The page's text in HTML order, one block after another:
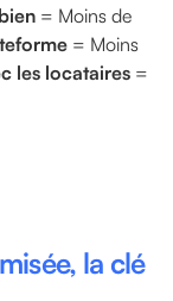
= Moins de
= Moins
les locataires =
la clé